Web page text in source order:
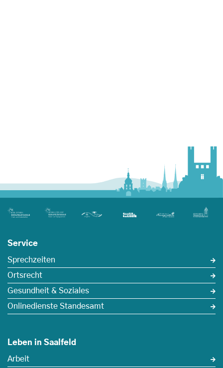
Service
Sprechzeiten
Ortsrecht
Gesundheit & Soziales
Onlinedienste Standesamt
Leben in Saalfeld
Arbeit